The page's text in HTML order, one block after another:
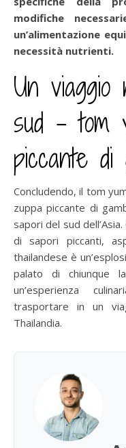
modifiche
un’alimentazione
necessità nutrienti.
Un viaggio
sud – tom
piccante di
Concludendo, il tom
zuppa piccante di
sapori del sud
di sapori piccanti,
thailandese è
palato di chiunque
un’esperienza
trasportare in un
Thailandia.